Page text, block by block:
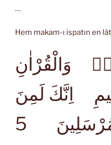
…
Hem makam-ı ispatın en
وَالْقُرْاٰنِ
اِنَّكَ لَمِنَ